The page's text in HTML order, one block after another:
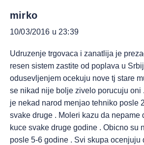
mirko
10/03/2016 u 23:39
Udruzenje trgovaca i zanatlija je
resen sistem zastite od poplava u
odusevljenjem ocekuju nove tj stare
se nikad nije bolje zivelo porucuju oni
je nekad narod menjao tehniko posle
svake druge . Moleri kazu da nepame
kuce svake druge godine . Obicno su
posle 5-6 godine . Svi skupa ocenjuju